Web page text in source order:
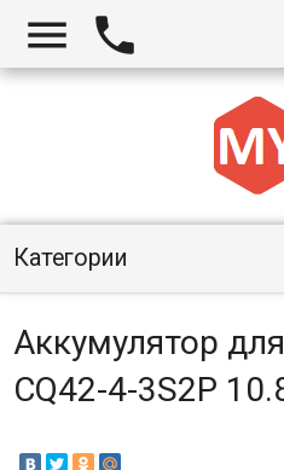
 
Категории
Аккумулятор
CQ42-4-3S2P